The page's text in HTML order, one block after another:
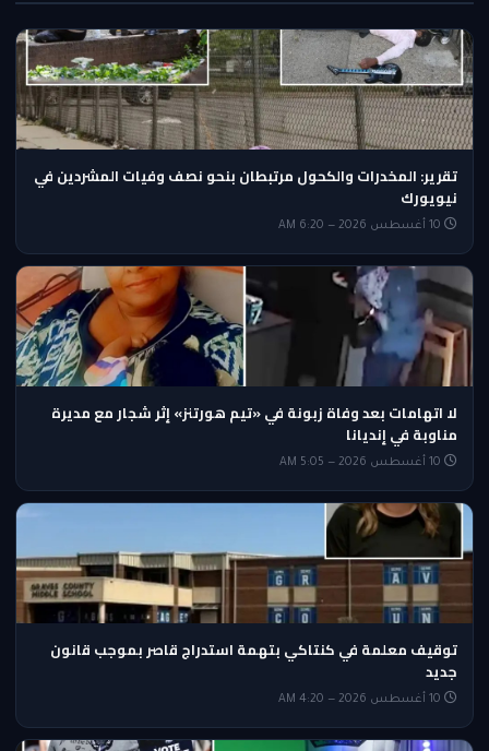
تقرير: المخدرات والكحول مرتبطان بنحو نصف وفيات المشردين في
نيويورك
لا اتهامات بعد وفاة زبونة في «تيم هورتنز» إثر شجار مع مديرة
مناوبة في إنديانا
توقيف معلمة في كنتاكي بتهمة استدراج قاصر بموجب قانون
جديد